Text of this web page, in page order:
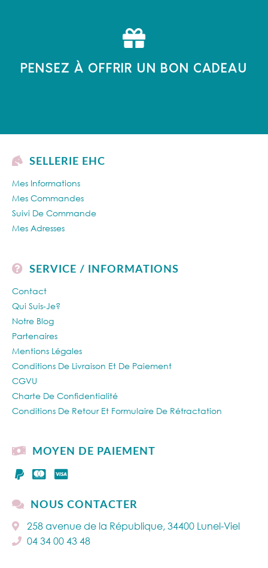
PENSEZ À OFFRIR UN BON CADEAU
SELLERIE EHC
Mes Informations
Mes Commandes
Suivi De Commande
Mes Adresses
SERVICE / INFORMATIONS
Contact
Qui Suis-Je?
Notre Blog
Partenaires
Mentions Légales
Conditions De Livraison Et De Paiement
CGVU
Charte De Confidentialité
Conditions De Retour Et Formulaire De Rétractation
MOYEN DE PAIEMENT
NOUS CONTACTER
258 avenue de la République, 34400 Lunel-Viel
04 34 00 43 48